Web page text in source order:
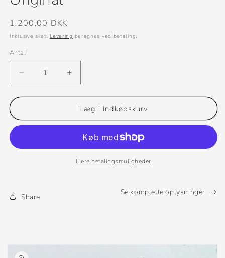
Normalpris
1.200,00 DKK
Inklusive skat. Levering beregnes ved betaling.
Antal
Reducer
antallet
for
Øg
antallet
for
Original
Læg i indkøbskurv
Flere betalingsmuligheder
Share Se komplette oplysninger